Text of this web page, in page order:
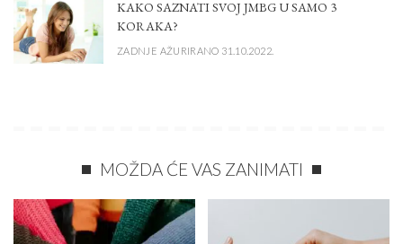
KAKO SAZNATI SVOJ JMBG U SAMO 3
KORAKA?
ZADNJE AŽURIRANO 31.10.2022.
MOŽDA ĆE VAS ZANIMATI